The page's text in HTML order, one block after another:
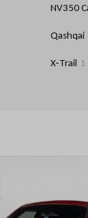
NV350
Qashqai
X-Trail 1